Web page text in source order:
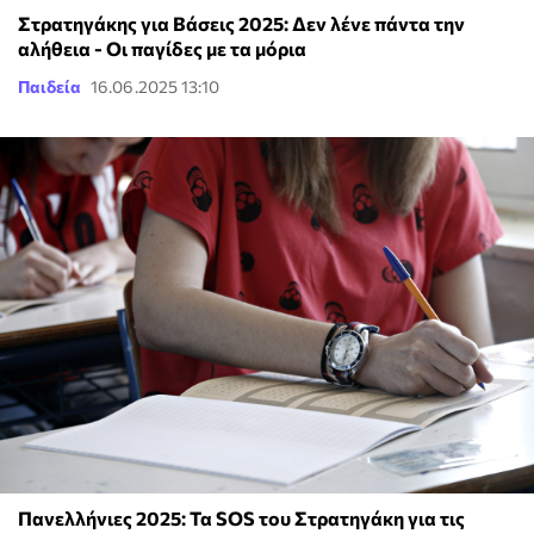
Στρατηγάκης για Βάσεις 2025: Δεν λένε πάντα την
αλήθεια - Οι παγίδες με τα μόρια
Παιδεία 16.06.2025 13:10
Πανελλήνιες 2025: Τα SOS του Στρατηγάκη για τις